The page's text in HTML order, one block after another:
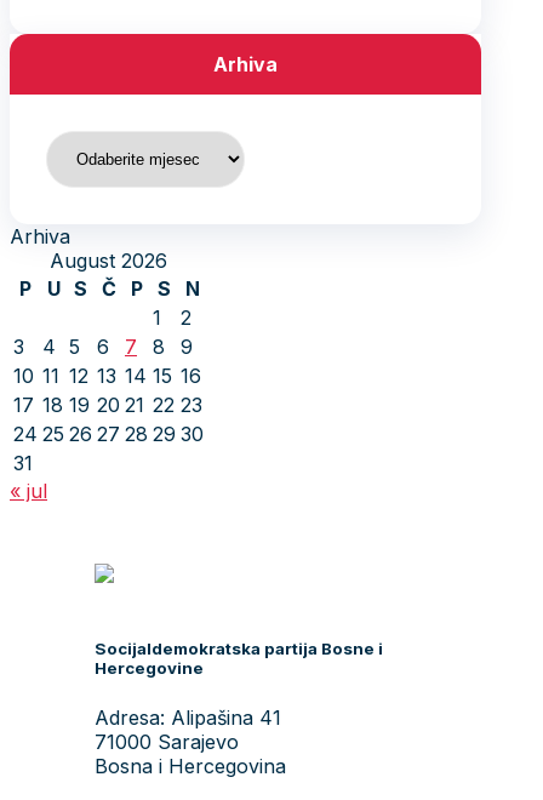
Arhiva
Arhiva
Arhiva
August 2026
P
U S Č P S
N
1
2
3
4 5 6 7 8
9
10 11 12 13 14 15 16
17 18 19 20 21 22 23
24 25 26 27 28 29 30
31
« jul
Socijaldemokratska partija Bosne i
Hercegovine
Adresa: Alipašina 41
71000 Sarajevo
Bosna i Hercegovina